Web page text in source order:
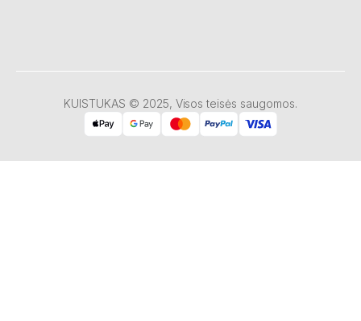
KUISTUKAS © 2025, Visos teisės saugomos.